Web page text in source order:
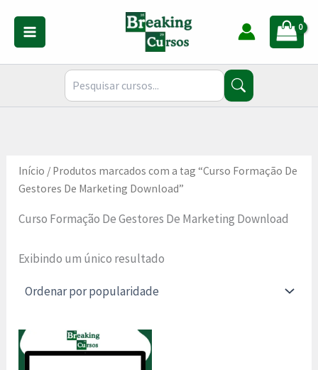
conteúdo
Início / Produtos marcados com a tag “Curso Formação De
Gestores De Marketing Download”
Curso Formação De Gestores De Marketing Download
Exibindo um único resultado